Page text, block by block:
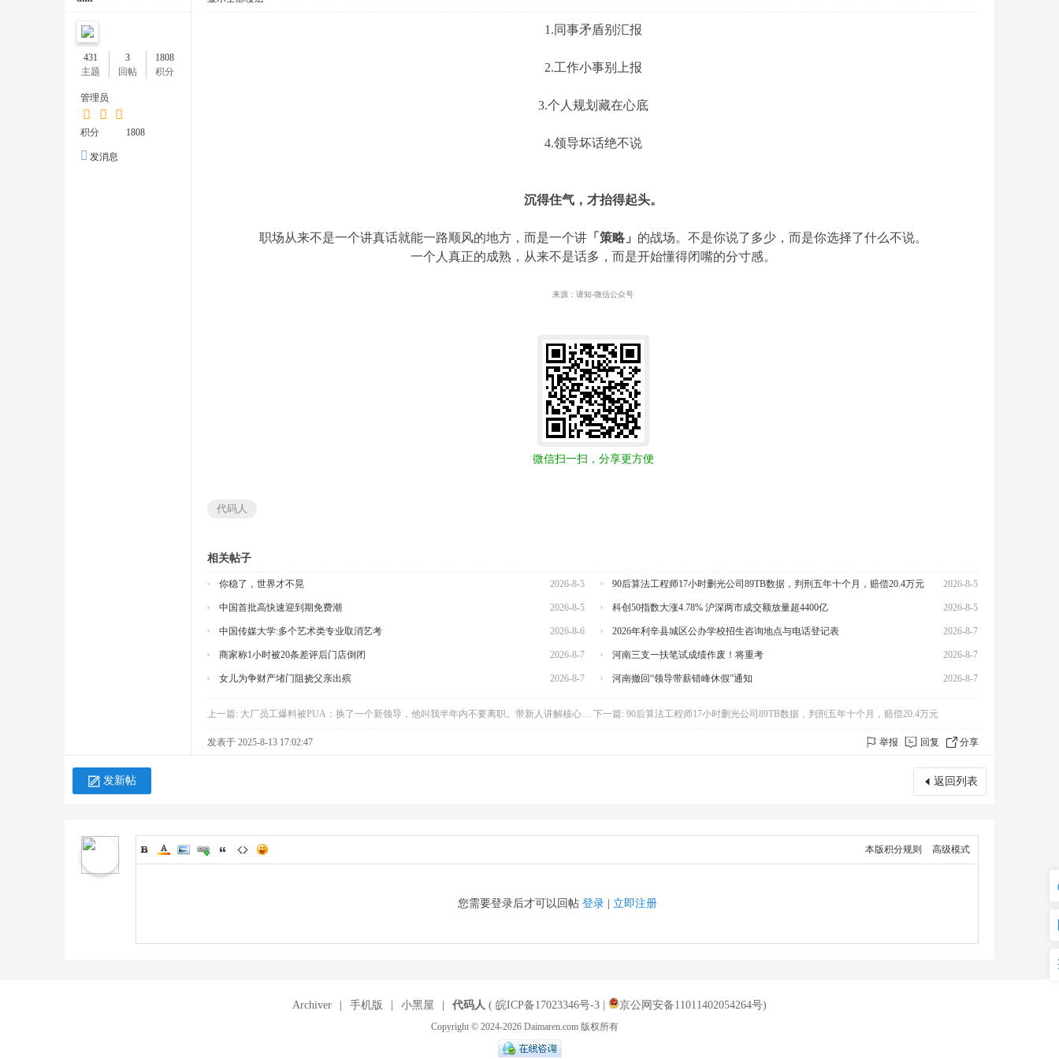
431
主题
3
回帖
1808
积分
管理员
积分 1808
发消息
1.同事矛盾别汇报
2.工作小事别上报
3.个人规划藏在心底
4.领导坏话绝不说
沉得住气，才抬得起头。
职场从来不是一个讲真话就能一路顺风的地方，而是一个讲「策略」 的战场。不是你说了多少，而是你选择了什么不说。
一个人真正的成熟，从来不是话多，而是开始懂得闭嘴的分寸感。
来源：请知-微信公众号
微信扫一扫，分享更方便
代码人
相关帖子
2026-8-5
你稳了，世界才不晃 2026-8-5
90后算法工程师17小时删光公司89TB数据，判刑五年十个月，赔偿20.4万元
2026-8-5
中国首批高快速迎到期免费潮 2026-8-5
科创50指数大涨4.78% 沪深两市成交额放量超4400亿
2026-8-6
中国传媒大学:多个艺术类专业取消艺考 2026-8-7
2026年利辛县城区公办学校招生咨询地点与电话登记表
2026-8-7
商家称1小时被20条差评后门店倒闭 2026-8-7
河南三支一扶笔试成绩作废！将重考
2026-8-7
女儿为争财产堵门阻挠父亲出殡 2026-8-7
河南撤回“领导带薪错峰休假”通知
上一篇: 大厂员工爆料被PUA：换了一个新领导，他叫我半年内不要离职。带新人讲解核心代码！ 下一篇: 90后算法工程师17小时删光公司89TB数据，判刑五年十个月，赔偿20.4万元
发表于 2025-8-13 17:02:47 举报 回复 分享
返回列表
发新帖
本版积分规则 高级模式
您需要登录后才可以回帖 登录| 立即注册
Archiver 手机版 小黑屋 代码人 ( 皖ICP备17023346号-3 京公网安备11011402054264号)
Copyright © 2024-2026 Daimaren.com 版权所有